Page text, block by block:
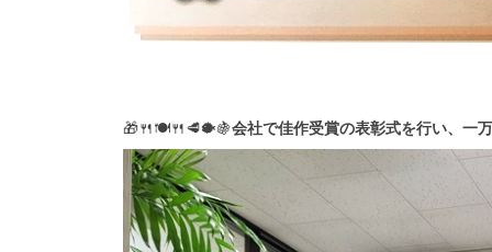
🎁🍴🍽🍴🥩🐡🍇会社で佳作受賞の表彰式を行い、一